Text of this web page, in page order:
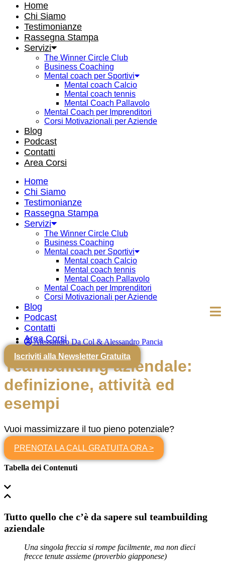
Home
Chi Siamo
Testimonianze
Rassegna Stampa
Servizi
The Winner Circle Club
Business Coaching
Mental coach per Sportivi
Mental coach Calcio
Mental coach tennis
Mental Coach Pallavolo
Mental Coach per Imprenditori
Corsi Motivazionali per Aziende
Blog
Podcast
Contatti
Area Corsi
Home
Chi Siamo
Testimonianze
Rassegna Stampa
Servizi
The Winner Circle Club
Business Coaching
Mental coach per Sportivi
Mental coach Calcio
Mental coach tennis
Mental Coach Pallavolo
Mental Coach per Imprenditori
Corsi Motivazionali per Aziende
Blog
Podcast
Contatti
Area Corsi
Iscriviti alla Newsletter Gratuita
Alessandro Da Col & Alessandro Pancia
Teambuilding aziendale:
definizione, attività ed
esempi
Vuoi massimizzare il tuo pieno potenziale?
PRENOTA LA CALL GRATUITA ORA >
Tabella dei Contenuti
Tutto quello che c’è da sapere sul teambuilding
aziendale
Una singola freccia si rompe facilmente, ma non dieci
frecce tenute assieme (proverbio giapponese)